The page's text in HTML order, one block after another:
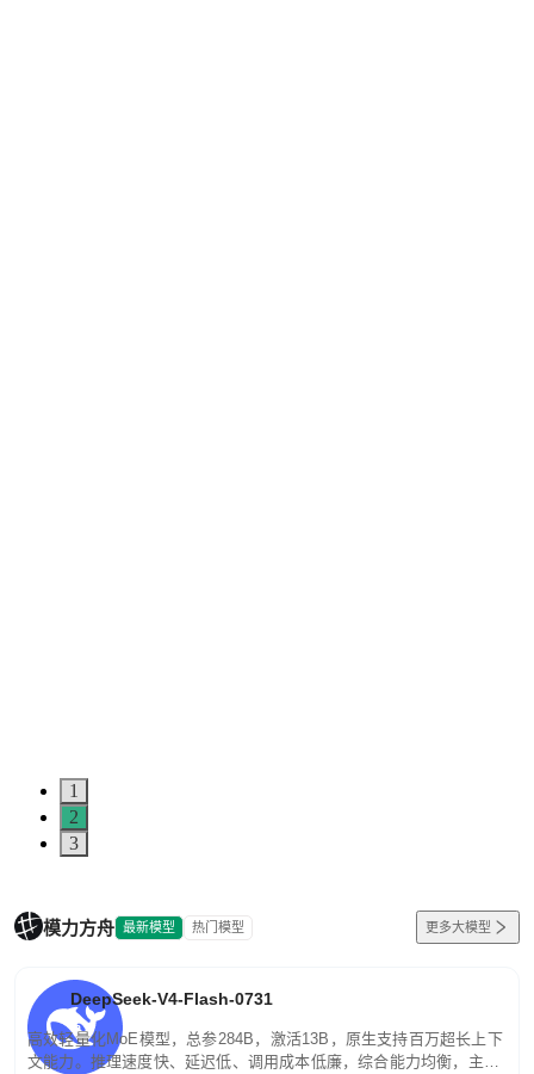
1
2
3
模力方舟 最新模型 热门模型 更多大模型
DeepSeek-V4-Flash-0731
高效轻量化MoE模型，总参284B，激活13B，原生支持百万超长上下
文能力。推理速度快、延迟低、调用成本低廉，综合能力均衡，主打